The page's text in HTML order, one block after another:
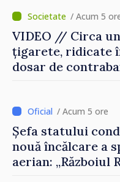
/ Acum 5
VIDEO // Circa
țigarete, ridicate
dosar de
/ Acum 5 ore
Șefa statului
nouă încălcare a
aerian: „Războiul